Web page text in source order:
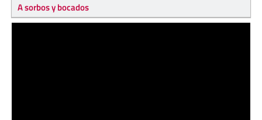
A sorbos y bocados